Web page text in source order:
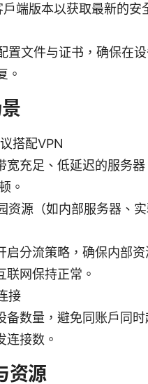
端版本以获取最新的安
置文件与证书，确保在
。
搭配VPN
宽充足、低延迟的服务
。
资源（如内部服务器、
启分流策略，确保内部
联网保持正常。
接
备数量，避免同账户同
连接数。
资源